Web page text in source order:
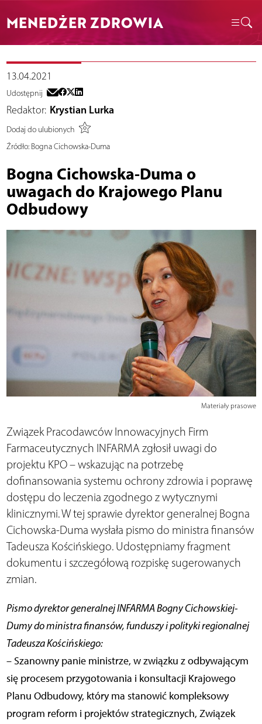
MENEDŻER ZDROWIA
13.04.2021
Udostępnij
Redaktor: Krystian Lurka
Dodaj do ulubionych
Źródło:Bogna Cichowska-Duma
Bogna Cichowska-Duma o
uwagach do Krajowego Planu
Odbudowy
Materiały prasowe
Związek Pracodawców Innowacyjnych Firm
Farmaceutycznych INFARMA zgłosił uwagi do
projektu KPO – wskazując na potrzebę
dofinansowania systemu ochrony zdrowia i poprawę
dostępu do leczenia zgodnego z wytycznymi
klinicznymi. W tej sprawie dyrektor generalnej Bogna
Cichowska-Duma wysłała pismo do ministra finansów
Tadeusza Kościńskiego. Udostępniamy fragment
dokumentu i szczegółową rozpiskę sugerowanych
zmian.
Pismo dyrektor generalnej INFARMA Bogny Cichowskiej-
Dumy do ministra finansów, funduszy i polityki regionalnej
Tadeusza Kościńskiego:
– Szanowny panie ministrze, w związku z odbywającym
się procesem przygotowania i konsultacji Krajowego
Planu Odbudowy, który ma stanowić kompleksowy
program reform i projektów strategicznych, Związek